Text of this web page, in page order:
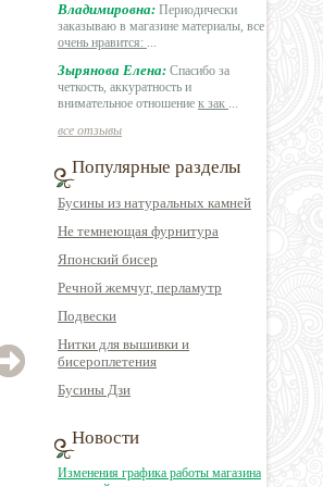
натурального камня
агат граненая
Владимировна: Периодически
заказываю в магазине материалы, все
очень нравится: ...
Зырянова Елена: Спасибо за
четкость, аккуратность и
внимательное отношение к зак ...
все отзывы
Популярные разделы
Бусины из натуральных камней
Не темнеющая фурнитура
Японский бисер
Речной жемчуг, перламутр
Подвески
Нитки для вышивки и
бисероплетения
Бусины Дзи
Новости
Изменения графика работы магазина